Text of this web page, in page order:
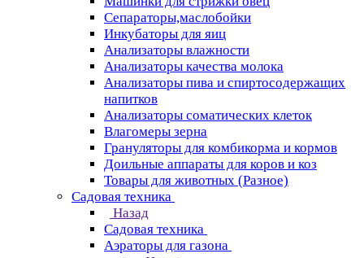
Сепараторы,маслобойки
Инкубаторы для яиц
Анализаторы влажности
Анализаторы качества молока
Анализаторы пива и спиртосодержащих
напитков
Анализаторы соматических клеток
Влагомеры зерна
Грануляторы для комбикорма и кормов
Доильные аппараты для коров и коз
Товары для животных (Разное)
Садовая техника
Назад
Садовая техника
Аэраторы для газона